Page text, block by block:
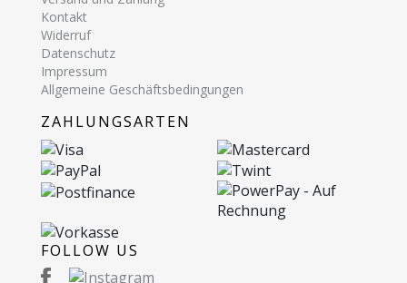
Kontakt
Widerruf
Datenschutz
Impressum
Allgemeine Geschäftsbedingungen
ZAHLUNGSARTEN
FOLLOW US